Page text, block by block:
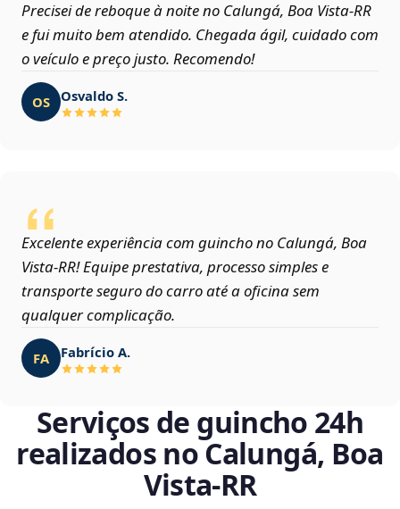
Precisei de reboque à noite no Calungá, Boa Vista‑RR
e fui muito bem atendido. Chegada ágil, cuidado com
o veículo e preço justo. Recomendo!
OS Osvaldo S.
Excelente experiência com guincho no Calungá, Boa
Vista‑RR! Equipe prestativa, processo simples e
transporte seguro do carro até a oficina sem
qualquer complicação.
FA Fabrício A.
Serviços de guincho 24h
realizados no Calungá, Boa
Vista‑RR